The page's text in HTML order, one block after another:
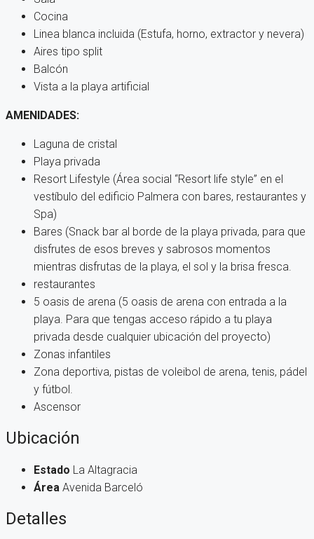
Cocina
Linea blanca incluida (Estufa, horno, extractor y nevera)
Aires tipo split
Balcón
Vista a la playa artificial
AMENIDADES:
Laguna de cristal
Playa privada
Resort Lifestyle (Área social “Resort life style” en el
vestíbulo del edificio Palmera con bares, restaurantes y
Spa)
Bares (Snack bar al borde de la playa privada, para que
disfrutes de esos breves y sabrosos momentos
mientras disfrutas de la playa, el sol y la brisa fresca.
restaurantes
5 oasis de arena (5 oasis de arena con entrada a la
playa. Para que tengas acceso rápido a tu playa
privada desde cualquier ubicación del proyecto)
Zonas infantiles
Zona deportiva, pistas de voleibol de arena, tenis, pádel
y fútbol.
Ascensor
Ubicación
Estado La Altagracia
Área Avenida Barceló
Detalles